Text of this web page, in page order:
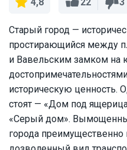
Старый город —
простирающийся между
и Вавельским замком на
историческую ценность.
стоят — «Дом под
«Серый дом».
города